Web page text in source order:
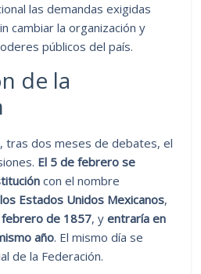
las demandas exigidas
cambiar la organización y
públicos del país.
de la
tras dos meses de debates, el
El 5 de febrero se
con el nombre
Estados Unidos Mexicanos,
de 1857, yentraría en
año. El mismo día se
de la Federación.